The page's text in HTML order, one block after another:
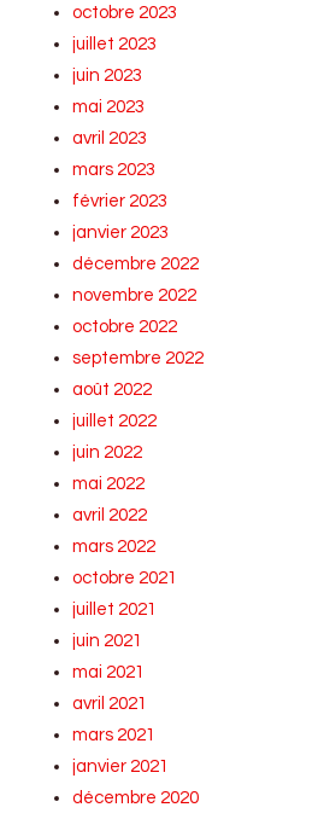
octobre 2023
juillet 2023
juin 2023
mai 2023
avril 2023
mars 2023
février 2023
janvier 2023
décembre 2022
novembre 2022
octobre 2022
septembre 2022
août 2022
juillet 2022
juin 2022
mai 2022
avril 2022
mars 2022
octobre 2021
juillet 2021
juin 2021
mai 2021
avril 2021
mars 2021
janvier 2021
décembre 2020